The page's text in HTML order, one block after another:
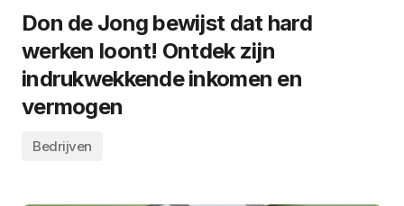
Don de Jong bewijst dat hard
werken loont! Ontdek zijn
indrukwekkende inkomen en
vermogen
Bedrijven